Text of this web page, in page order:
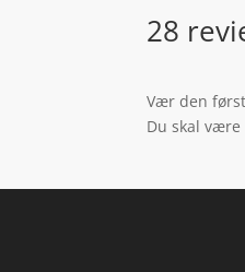
28
Vær den
Du skal være